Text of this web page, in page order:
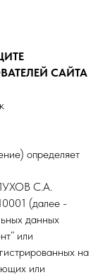
САЙТА
определяет
С.А.
(далее -
данных
или
на
или